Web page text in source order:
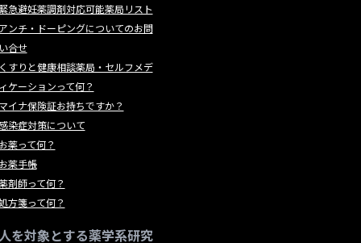
急避妊薬調剤対応可能薬局リスト
ンチ・ドーピングについてのお問
合せ
すりと健康相談薬局・セルフメデ
ケーションって何？
イナ保険証お持ちですか？
染症対策について
薬って何？
薬手帳
剤師って何？
方箋って何？
を対象とする薬学系研究